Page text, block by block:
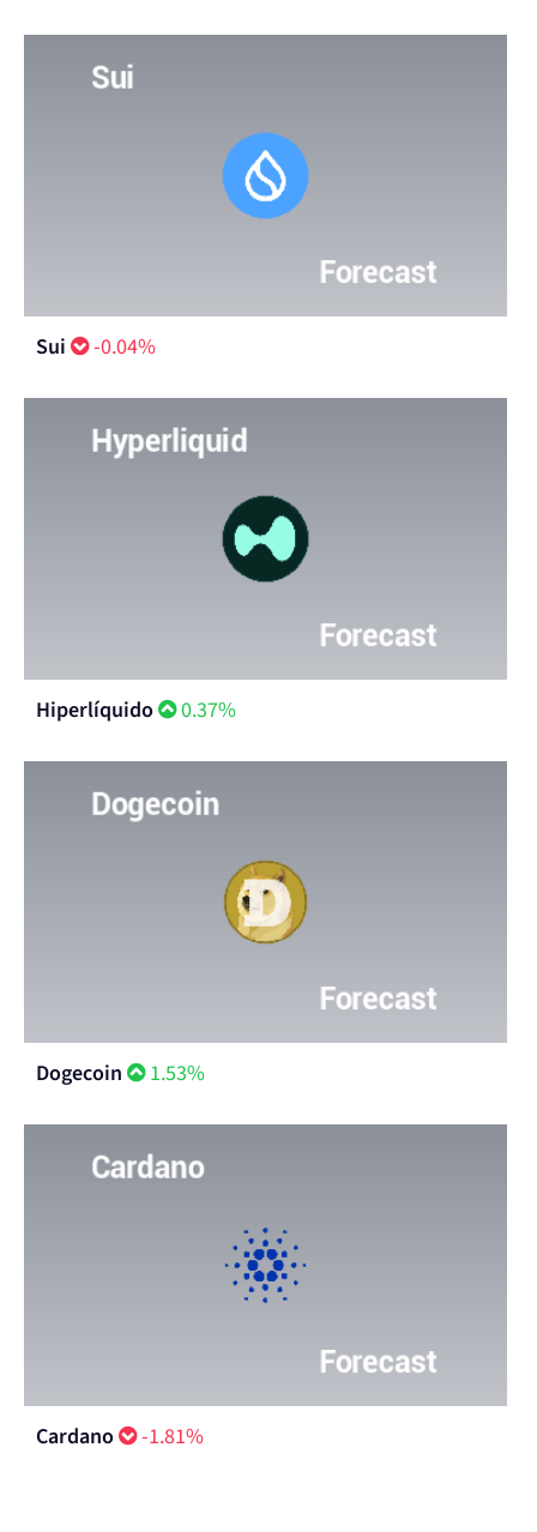
Sui -0.04%
Hiperlíquido 0.37%
Dogecoin 1.53%
Cardano -1.81%